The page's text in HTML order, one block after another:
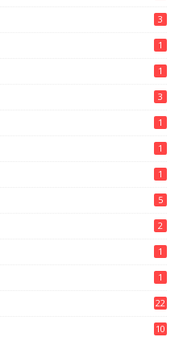
3
1
1
3
1
1
1
5
2
1
1
22
10